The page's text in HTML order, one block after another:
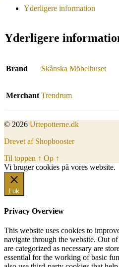
Yderligere information
Yderligere
Brand Skånska Möbelhuset
Merchant Trendrum
© 2026 Urtepotterne.dk
Drevet af Shopbooster
Til toppen ↑ Op ↑
Vi bruger cookies på vores website.
Luk
Privacy Overview
This website uses cookies to
navigate through the website. Out
are categorized as necessary are
essential for the working of basic